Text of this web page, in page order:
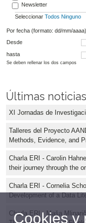
Newsletter
Seleccionar Todos Ninguno
Por fecha (formato: dd/mm/aaaa)
Desde
hasta
Se deben rellenar los dos campos
Últimas noticias
XI Jornadas de
Talleres del Proyecto
Methods, Evidence, and
Charla ERI - Carolin
their journey through the
Charla ERI - Cornelia
Development of a Data
Charla ERI - Maša
Cookies y